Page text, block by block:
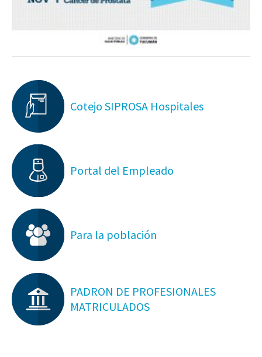
Cotejo SIPROSA Hospitales
Portal del Empleado
Para la población
PADRON DE PROFESIONALES
MATRICULADOS